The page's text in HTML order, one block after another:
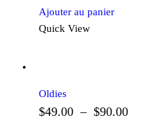
initial
était :
actuel
Ajouter au panier
Quick View
Oldies
$49.00 – $90.00Plage